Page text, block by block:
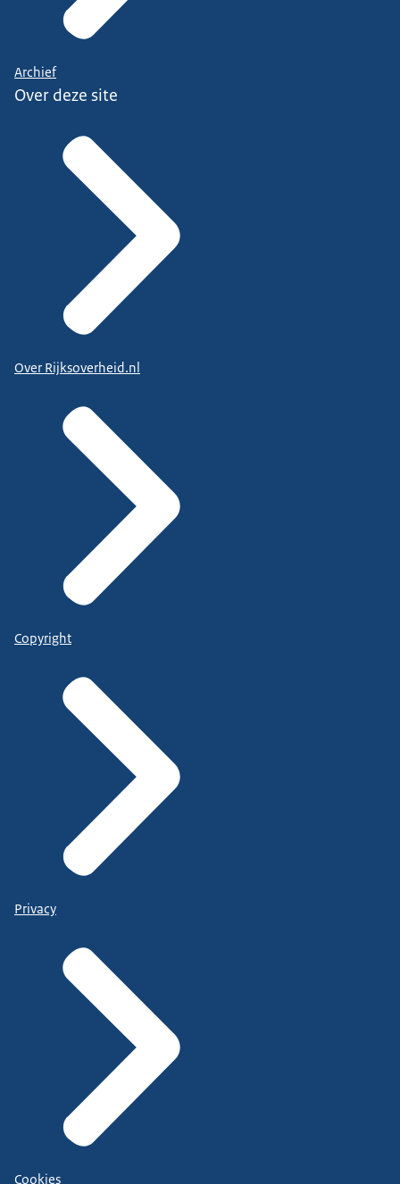
Archief
Over deze site
Over Rijksoverheid.nl
Copyright
Privacy
Cookies